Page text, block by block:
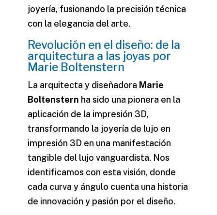
joyería, fusionando la precisión técnica
con la elegancia del arte.
Revolución en el diseño: de la
arquitectura a las joyas por
Marie Boltenstern
La arquitecta y diseñadora Marie
Boltenstern ha sido una pionera en la
aplicación de la impresión 3D,
transformando la joyería de lujo en
impresión 3D en una manifestación
tangible del lujo vanguardista. Nos
identificamos con esta visión, donde
cada curva y ángulo cuenta una historia
de innovación y pasión por el diseño.